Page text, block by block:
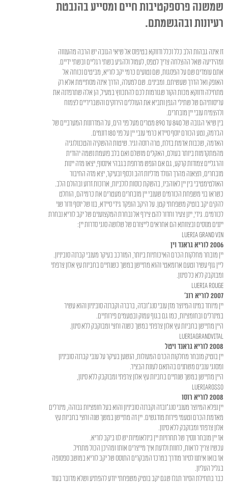
שמשנה פרספקטיבות חיים ומסייע בהנבטת
רעיונות ובהגשמתם.
זו אינה גבהות הלב כלל וכלל ודווקא בטיפוס אל שיאי הגובה יש הרבה מהענווה
ומהידיעה שאל ההצלחה צריך לטפס, לעמול ולהגיע בשתי רגליים ובשתי ידיים.
אתם עומדים שם על הפסגות, שם נטועים כרמי יקב לוריא, מביטים נכוחה אל
האופק ואל הדרך שעשיתם. ומבינים. שם למעלה, הדרך אינה מסתיימת אלא רק
מתחילה ודווקא מכות הקור שגורמות לכם להתכווץ במעיל, הן אלה שתרפדנה את
עריסותיהם של שתילי הגפן ותביא את העוללים הירוקים והשבריריים לצמוח
ולהצמיח ענבי יין מובחרים.
בין שיאי הגובה של 840 עד 890 מטרים מעל פני הים, על המדרונות המערביים של
הג'רמק, נטע הכורם יוסף סיידא כרמי ענבי יין על פני 180 דונמים.
האדמה, שכבות אדמת בזלת, טרה רוסה וגיר. שיטות ההשקיה והטכנולוגיה
מהמתקדמות ביותר בעולם, האקלים מושלם ואם בלב פועמת נשמה יהודית
והרגליים צמודות קרקע, גם אם הנפש מרחפת בגבהי אינסוף, יצאו מזה יינות
מובחרים, תצאנה מהרך הנולד מדליות זהב וכסף ובעיקר, יצא מזה החיבור
האולטימטיבי בין יין לאוהביו, בהשקת כוסות לולביות, ארוכות זרוע ובהולם הלב.
כשראו בני משפחת הכורמים שענבי יין מובחרים מעטרים את כרמיהם, הוחלט
להקים יקב בוטיק משפחתי קטן. על היקב הופקד גידי סיידא, בנו של יוסף ודור שני
לכורמים. גידי, יינן צעיר וחדור להט צירף אל נבחרת המקצוענים של יקב לוריא נבחרת
ייננים מנוסים ובצוותא הם אחראים לייצורם של שלושה סוגי סדרות יין:
LUERIA Grand Vin
2006 לוריא גראנד וין
יין מובחר מחלקות הכרם האיכותיות ביותר, המורכב בעיקר מענבי קברנה סוביניון.
ליין גוף עשיר וטעם ארומאטי והוא מתיישן במשך כשנתיים בחביות עץ אלון צרפתי
ומבוקבק ללא כל סינון.
LUERIA Rouge
2007 לוריא רוג'
יין מיוחד במינו המיוצר מזן ענבי סנג"ובזה, ברברה וקברנה סוביניון והוא עשיר
במינרלים ובחומציות, כמו גם בגוף עמוק ובטעמים פירותיים.
היין מתיישן בחביות עץ אלון צרפתי במשך כשנה וחצי ומבוקבק ללא סינון.
LUERIAGrandVital
2008 לוריא גראנד ויטל
יין בוטיק מובחר מחלקות הכרם המעולות, הנשען בעיקר על ענבי קברנה סוביניון
ומסוגי ענבים משתנים בהתאם לעונת הבציר.
היין מתיישן במשך שנתיים בחביות עץ אלון צרפתי ומבוקבק ללא סינון,
LUERIARosso
2008 לוריא רוסו
יין נפלא המיוצר מענבי סנג"ובזה וקברנה סוביניון והוא בעל חומציות גבוהה, מינרלים
מאדמת הכרם וטעמי פירות מודגשים. יין זה מתיישן במשך שנה וחצי בחביות עץ
אלון צרפתי ומבוקבק ללא סינון.
אז יין מובחר ונסיך של תחרויות יין בינלאומיות יש לנו ביקב לוריא.
עכשיו צריך לראות, לחוות ולדעת איך מייצרים אותו ומהיכן הכול מתחיל.
אז בואו איתנו לסיור מודרך במרכז המבקרים התוסס של יקב לוריא במושב ספסופה
בגליל העליון.
כבר בתחילת הסיור תגלו שגם יקב בוטיק משפחתי יודע להפתיע ושלא מדובר בעוד